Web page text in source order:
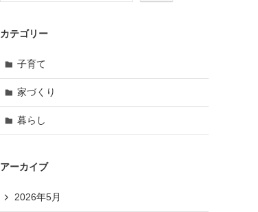
カテゴリー
子育て
家づくり
暮らし
アーカイブ
2026年5月